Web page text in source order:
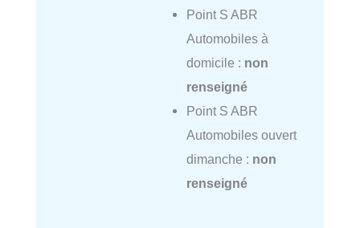
Point S ABR
Automobiles à
domicile : non
renseigné
Point S ABR
Automobiles ouvert
dimanche : non
renseigné